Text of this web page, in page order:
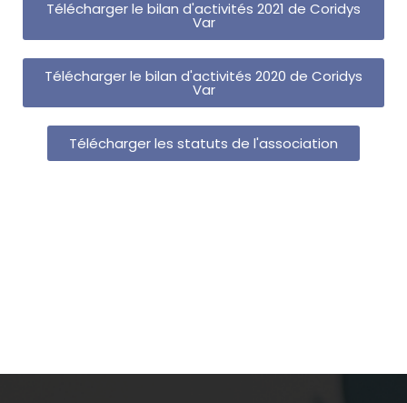
Télécharger le bilan d'activités 2021 de Coridys
Var
Télécharger le bilan d'activités 2020 de Coridys
Var
Télécharger les statuts de l'association